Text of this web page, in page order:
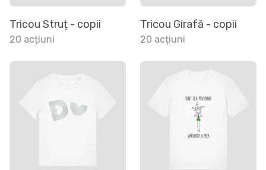
Tricou Struț - copii
20 acțiuni
Tricou Girafă - copii
20 acțiuni